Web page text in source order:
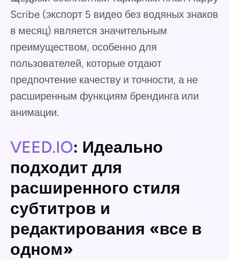
Scribe (экспорт 5 видео без водяных знаков
в месяц) является значительным
преимуществом, особенно для
пользователей, которые отдают
предпочтение качеству и точности, а не
расширенным функциям брендинга или
анимации.
VEED.IO: Идеально
подходит для
расширенного стиля
субтитров и
редактирования «все в
одном»